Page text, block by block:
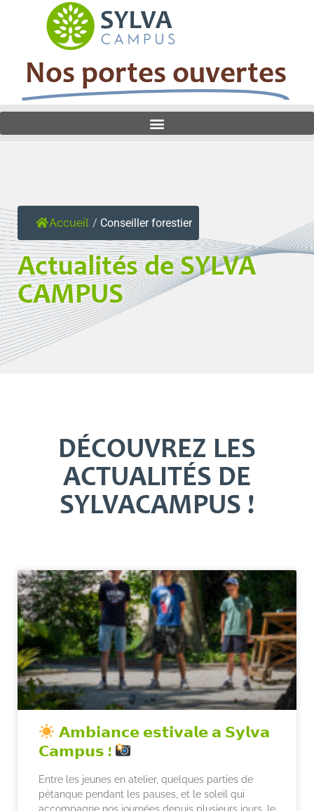
Nos portes ouvertes
Accueil / Conseiller forestier
Actualités de SYLVA
CAMPUS
DÉCOUVREZ LES
ACTUALITÉS DE
SYLVACAMPUS !
𝗔𝗺𝗯𝗶𝗮𝗻𝗰𝗲 𝗲𝘀𝘁𝗶𝘃𝗮𝗹𝗲 𝗮 𝗦𝘆𝗹𝘃𝗮
𝗖𝗮𝗺𝗽𝘂𝘀 !
Entre les jeunes en atelier, quelques parties de
pétanque pendant les pauses, et le soleil qui